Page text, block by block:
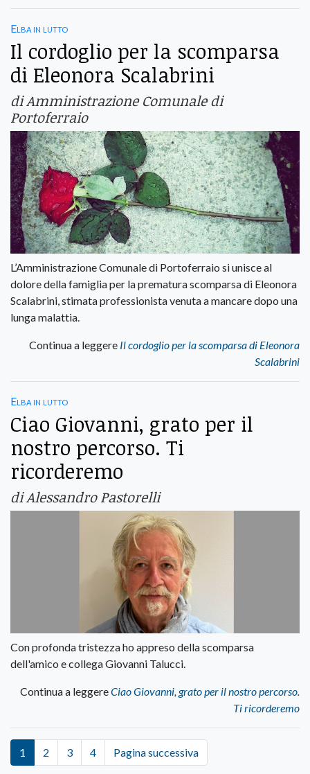
Elba in lutto
Il cordoglio per la scomparsa
di Eleonora Scalabrini
di Amministrazione Comunale di
Portoferraio
L’Amministrazione Comunale di Portoferraio si unisce al
dolore della famiglia per la prematura scomparsa di Eleonora
Scalabrini, stimata professionista venuta a mancare dopo una
lunga malattia.
Continua a leggere Il cordoglio per la scomparsa di Eleonora
Scalabrini
Elba in lutto
Ciao Giovanni, grato per il
nostro percorso. Ti
ricorderemo
di Alessandro Pastorelli
Con profonda tristezza ho appreso della scomparsa
dell'amico e collega Giovanni Talucci.
Continua a leggereCiao Giovanni, grato per il nostro percorso.
Ti ricorderemo
1 2 3 4 Pagina successiva